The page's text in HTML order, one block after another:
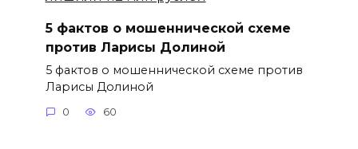
5 фактов о мошеннической схеме
против Ларисы Долиной
5 фактов о мошеннической схеме против
Ларисы Долиной
0 60